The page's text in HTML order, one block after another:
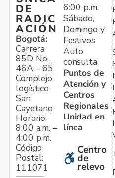
DE
RADIC
ACIÓN
Bogotá:
Carrera
85D No.
46A – 65
Complejo
logístico
San
Cayetano
Horario:
8:00 a.m. –
4:00 p.m.
Código
Postal:
111071
6:00 p.m.
Sábado,
Domingo y
Festivos
Auto
consulta
Puntos de
Atención y
Centros
Regionales
Unidad en
línea
Centro
de
relevo